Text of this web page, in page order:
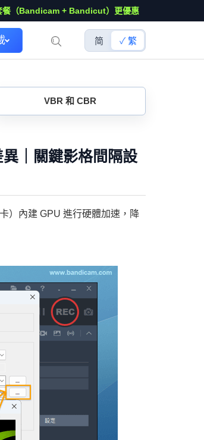
餐（Bandicam + Bandicut）更優惠
简 繁
VBR 和 CBR
｜關鍵影格間隔設
）內建 GPU 進行硬體加速，降